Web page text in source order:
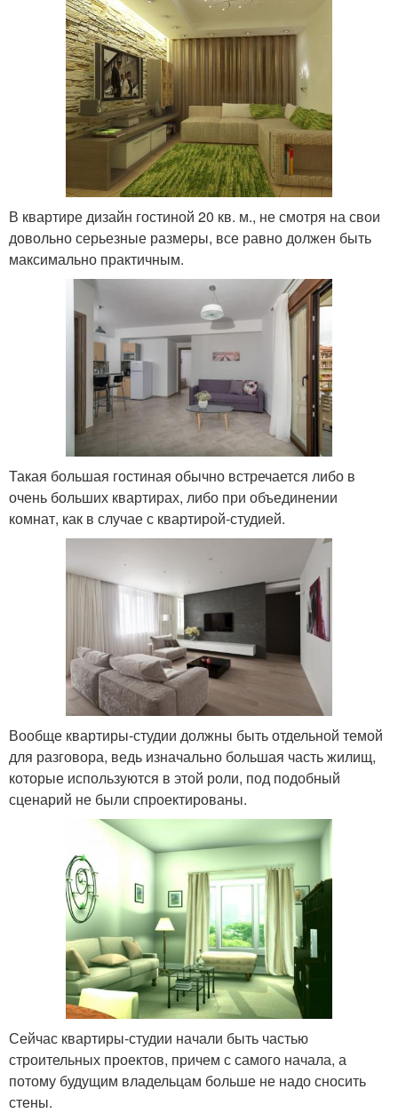
В квартире дизайн гостиной 20 кв. м., не смотря на свои
довольно серьезные размеры, все равно должен быть
максимально практичным.
Такая большая гостиная обычно встречается либо в
очень больших квартирах, либо при объединении
комнат, как в случае с квартирой-студией.
Вообще квартиры-студии должны быть отдельной темой
для разговора, ведь изначально большая часть жилищ,
которые используются в этой роли, под подобный
сценарий не были спроектированы.
Сейчас квартиры-студии начали быть частью
строительных проектов, причем с самого начала, а
потому будущим владельцам больше не надо сносить
стены.